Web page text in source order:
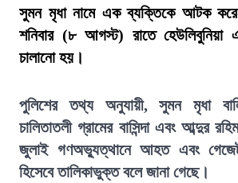
সুমন মৃধা নামে এক ব্যক্তিকে আটক
শনিবার (৮ আগস্ট) রাতে হেউলিবুনিয়া
চালানো হয়।
পুলিশের তথ্য অনুযায়ী, সুমন মৃধা
চালিতাতলী গ্রামের বাসিন্দা এবং আব্দুর
জুলাই গণঅভ্যুত্থানে আহত এবং
হিসেবে তালিকাভুক্ত বলে জানা গেছে।